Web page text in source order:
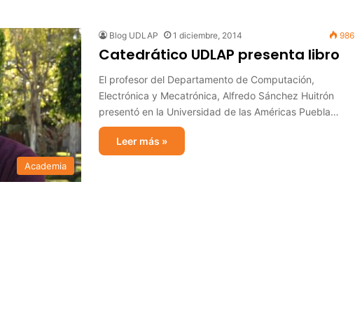
Academia
Blog UDLAP 1 diciembre, 2014 986
Catedrático UDLAP presenta libro
El profesor del Departamento de Computación,
Electrónica y Mecatrónica, Alfredo Sánchez Huitrón
presentó en la Universidad de las Américas Puebla…
Leer más »